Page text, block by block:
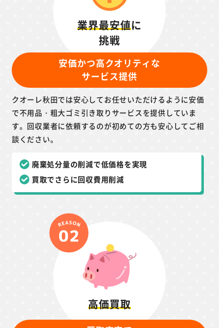
業界最安値に
挑戦
安価かつ高クオリティな
サービス提供
クオーレ秋田では安心してお任せいただけるように安価
で不用品・粗大ゴミ引き取りサービスを提供していま
す。回収業者に依頼するのが初めての方も安心してご相
談ください。
廃棄処分量の削減で低価格を実現
買取でさらに回収費用削減
高価買取